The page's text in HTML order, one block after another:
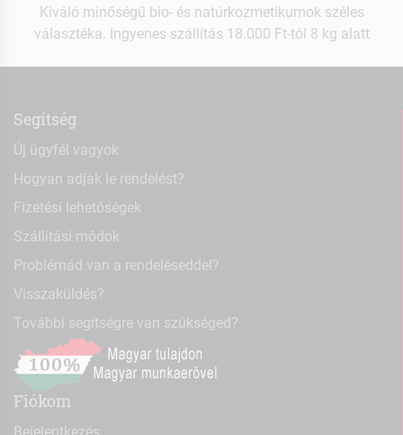
Kiváló minőségű bio- és natúrkozmetikumok széles
választéka. Ingyenes szállítás 18.000 Ft-tól 8 kg alatt
Segítség
Új ügyfél vagyok
Hogyan adjak le rendelést?
Fizetési lehetőségek
Szállítási módok
Problémád van a rendeléseddel?
Visszaküldés?
További segítségre van szükséged?
Fiókom